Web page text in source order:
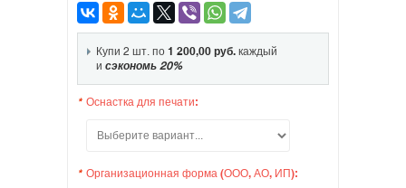
Купи 2 шт. по 1 200,00 руб. каждый
и сэкономь 20%
* Оснастка для печати:
* Организационная форма (ООО, АО, ИП):